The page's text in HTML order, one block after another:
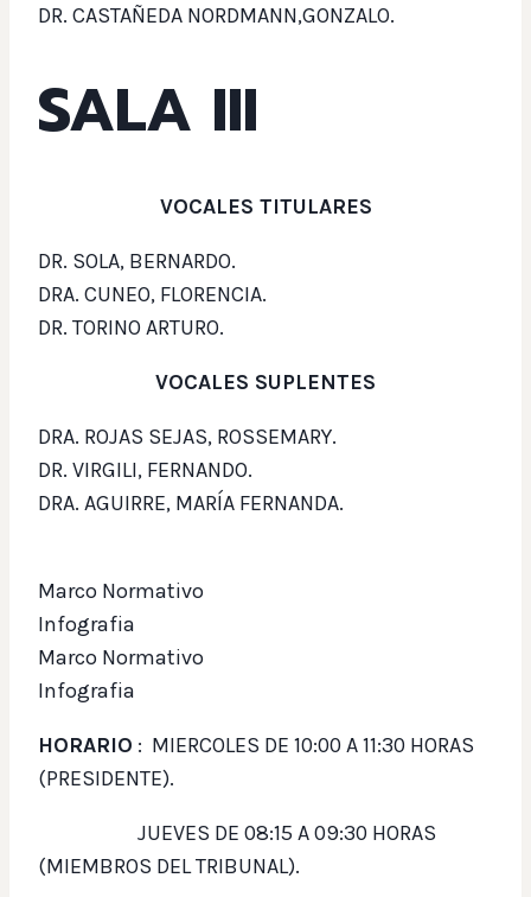
DR. CASTAÑEDA NORDMANN,GONZALO.
SALA III
VOCALES TITULARES
DR. SOLA, BERNARDO.
DRA. CUNEO, FLORENCIA.
DR. TORINO ARTURO.
VOCALES SUPLENTES
DRA. ROJAS SEJAS, ROSSEMARY.
DR. VIRGILI, FERNANDO.
DRA. AGUIRRE, MARÍA FERNANDA.
Marco Normativo
Infografia
Marco Normativo
Infografia
HORARIO : MIERCOLES DE 10:00 A 11:30 HORAS
(PRESIDENTE).
JUEVES DE 08:15 A 09:30 HORAS
(MIEMBROS DEL TRIBUNAL).